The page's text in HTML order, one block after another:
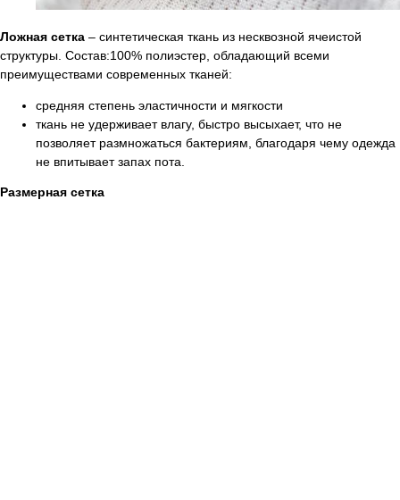
Ложная сетка – синтетическая ткань из несквозной ячеистой
структуры. Состав:100% полиэстер, обладающий всеми
преимуществами современных тканей:
средняя степень эластичности и мягкости
ткань не удерживает влагу, быстро высыхает, что не
позволяет размножаться бактериям, благодаря чему одежда
не впитывает запах пота.
Размерная сетка